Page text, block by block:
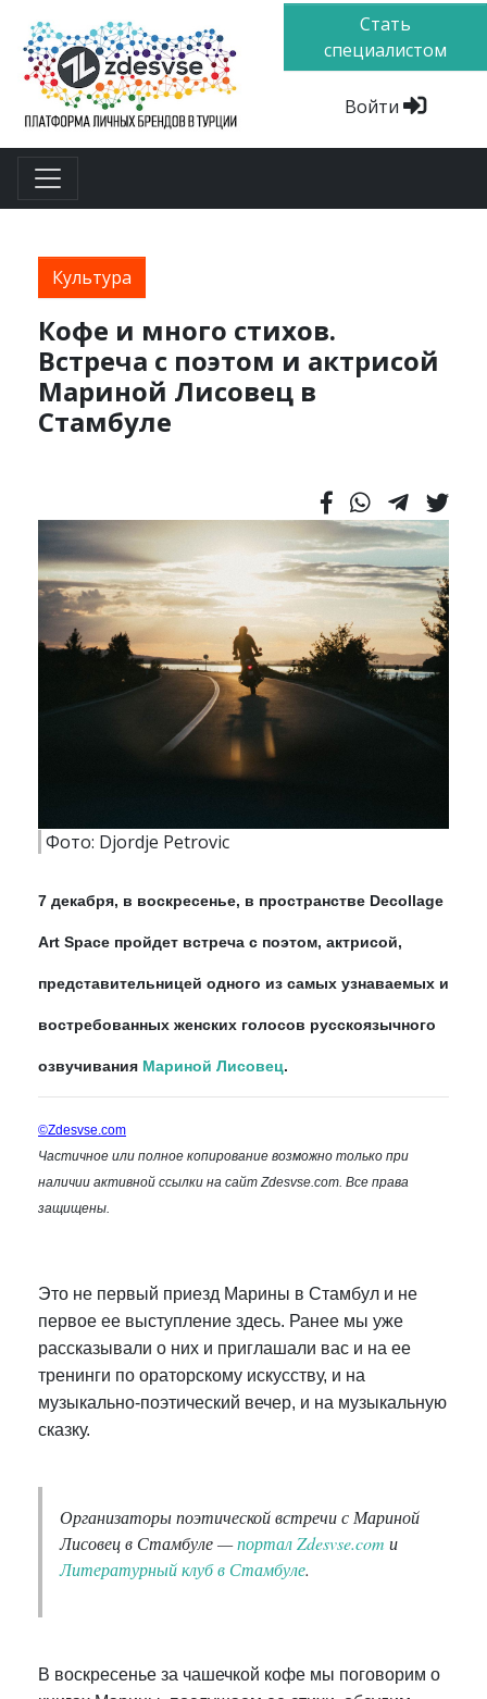
Стать
специалистом
Войти
Культура
Кофе и много стихов.
Встреча с поэтом и актрисой
Мариной Лисовец в
Стамбуле
Фото: Djordje Petrovic
7 декабря, в воскресенье, в пространстве Decollage
Art Space пройдет встреча с поэтом, актрисой,
представительницей одного из самых узнаваемых и
востребованных женских голосов русскоязычного
озвучивания Мариной Лисовец.
©Zdesvse.com
Частичное или полное копирование возможно только при
наличии активной ссылки на сайт Zdesvse.com. Все права
защищены.
Это не первый приезд Марины в Стамбул и не
первое ее выступление здесь. Ранее мы уже
рассказывали о них и приглашали вас и на ее
тренинги по ораторскому искусству, и на
музыкально-поэтический вечер, и на музыкальную
сказку.
Организаторы поэтической встречи с Мариной
Лисовец в Стамбуле—портал Zdesvse.com и
Литературный клуб в Стамбуле.
В воскресенье за чашечкой кофе мы поговорим о